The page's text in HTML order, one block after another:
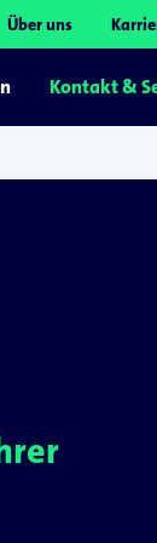
Über uns
Kontakt &